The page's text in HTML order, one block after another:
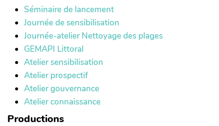
Séminaire de lancement
Journée de sensibilisation
Journée-atelier Nettoyage des plages
GEMAPI Littoral
Atelier sensibilisation
Atelier prospectif
Atelier gouvernance
Atelier connaissance
Productions